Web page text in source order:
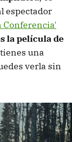
espectador
Conferencia'
la película de
una
verla sin